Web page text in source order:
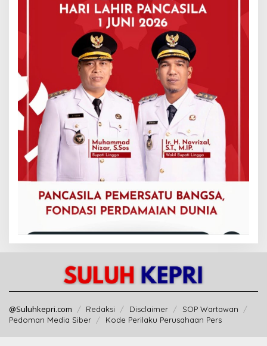
@Suluhkepri.com Redaksi Disclaimer
SOP Wartawan
Pedoman Media Siber
Kode Perilaku Perusahaan Pers